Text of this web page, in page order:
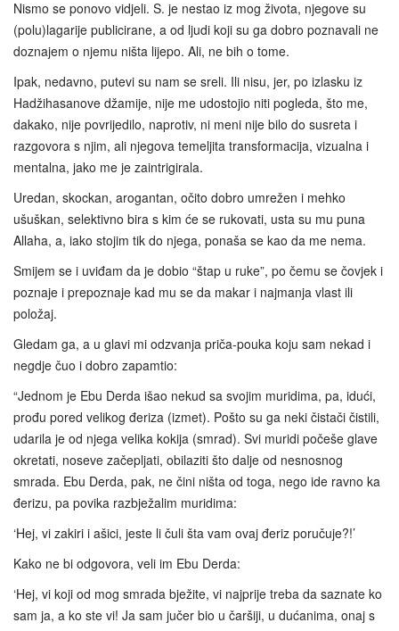
Nismo se ponovo vidjeli. S. je nestao iz mog života, njegove su
(polu)lagarije publicirane, a od ljudi koji su ga dobro poznavali ne
doznajem o njemu ništa lijepo. Ali, ne bih o tome.
Ipak, nedavno, putevi su nam se sreli. Ili nisu, jer, po izlasku iz
Hadžihasanove džamije, nije me udostojio niti pogleda, što me,
dakako, nije povrijedilo, naprotiv, ni meni nije bilo do susreta i
razgovora s njim, ali njegova temeljita transformacija, vizualna i
mentalna, jako me je zaintrigirala.
Uredan, skockan, arogantan, očito dobro umrežen i mehko
ušuškan, selektivno bira s kim će se rukovati, usta su mu puna
Allaha, a, iako stojim tik do njega, ponaša se kao da me nema.
Smijem se i uviđam da je dobio “štap u ruke”, po čemu se čovjek i
poznaje i prepoznaje kad mu se da makar i najmanja vlast ili
položaj.
Gledam ga, a u glavi mi odzvanja priča-pouka koju sam nekad i
negdje čuo i dobro zapamtio:
“Jednom je Ebu Derda išao nekud sa svojim muridima, pa, idući,
prođu pored velikog đeriza (izmet). Pošto su ga neki čistači čistili,
udarila je od njega velika kokija (smrad). Svi muridi počeše glave
okretati, noseve začepljati, obilaziti što dalje od nesnosnog
smrada. Ebu Derda, pak, ne čini ništa od toga, nego ide ravno ka
đerizu, pa povika razbježalim muridima:
‘Hej, vi zakiri i ašici, jeste li čuli šta vam ovaj đeriz poručuje?!’
Kako ne bi odgovora, veli im Ebu Derda:
‘Hej, vi koji od mog smrada bježite, vi najprije treba da saznate ko
sam ja, a ko ste vi! Ja sam jučer bio u čaršiji, u dućanima, onaj s